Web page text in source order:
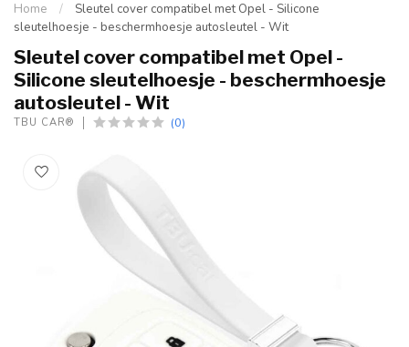
Home /
Sleutel cover compatibel met Opel - Silicone
sleutelhoesje - beschermhoesje autosleutel - Wit
Sleutel cover compatibel met Opel -
Silicone sleutelhoesje - beschermhoesje
autosleutel - Wit
TBU CAR® (0)